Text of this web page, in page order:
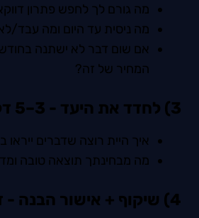
מה גורם לך לחפש פתרון
מה ניסית עד היום ומה עבד/
אם שום דבר לא ישתנה
המחיר של זה?
3) לחדד את היעד - 3–5 דקות
איך היית רוצה שדברים ייראו בעוד 90
מה מבחינתך תוצאה טובה
4) שיקוף + אישור הבנה - דקה